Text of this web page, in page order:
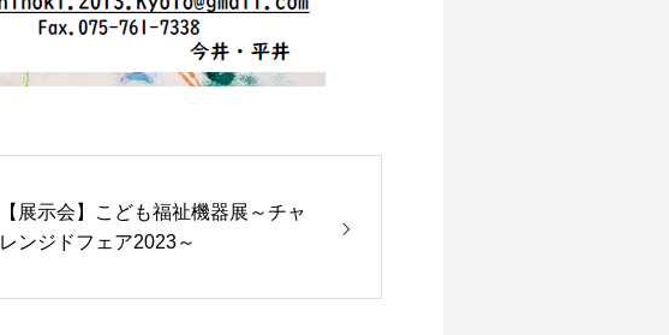
【展示会】こども福祉機器展～チャ
レンジドフェア2023～